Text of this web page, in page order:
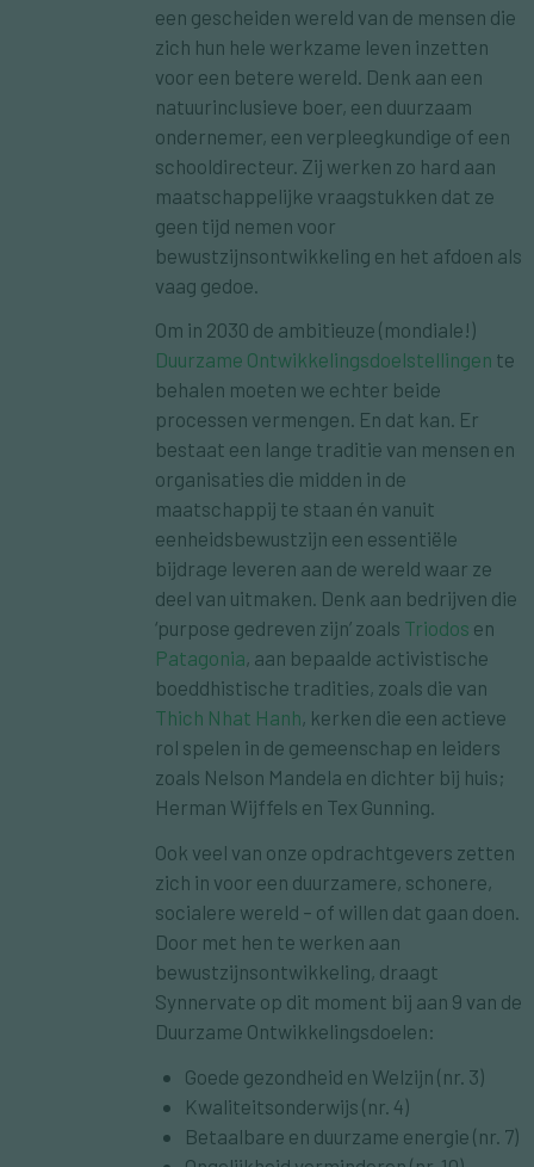
een gescheiden wereld van de mensen die
zich hun hele werkzame leven inzetten
voor een betere wereld. Denk aan een
natuurinclusieve boer, een duurzaam
ondernemer, een verpleegkundige of een
schooldirecteur. Zij werken zo hard aan
maatschappelijke vraagstukken dat ze
geen tijd nemen voor
bewustzijnsontwikkeling en het afdoen als
vaag gedoe.
Om in 2030 de ambitieuze (mondiale!)
Duurzame Ontwikkelingsdoelstellingen te
behalen moeten we echter beide
processen vermengen. En dat kan. Er
bestaat een lange traditie van mensen en
organisaties die midden in de
maatschappij te staan én vanuit
eenheidsbewustzijn een essentiële
bijdrage leveren aan de wereld waar ze
deel van uitmaken. Denk aan bedrijven die
‘purpose gedreven zijn’ zoals Triodos en
Patagonia, aan bepaalde activistische
boeddhistische tradities, zoals die van
Thich Nhat Hanh, kerken die een actieve
rol spelen in de gemeenschap en leiders
zoals Nelson Mandela en dichter bij huis;
Herman Wijffels en Tex Gunning.
Ook veel van onze opdrachtgevers zetten
zich in voor een duurzamere, schonere,
socialere wereld – of willen dat gaan doen.
Door met hen te werken aan
bewustzijnsontwikkeling, draagt
Synnervate op dit moment bij aan 9 van de
Duurzame Ontwikkelingsdoelen:
Goede gezondheid en Welzijn (nr. 3)
Kwaliteitsonderwijs (nr. 4)
Betaalbare en duurzame energie (nr. 7)